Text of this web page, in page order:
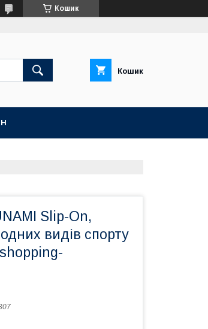
Кошик
Кошик
Slip-On,
видів спорту